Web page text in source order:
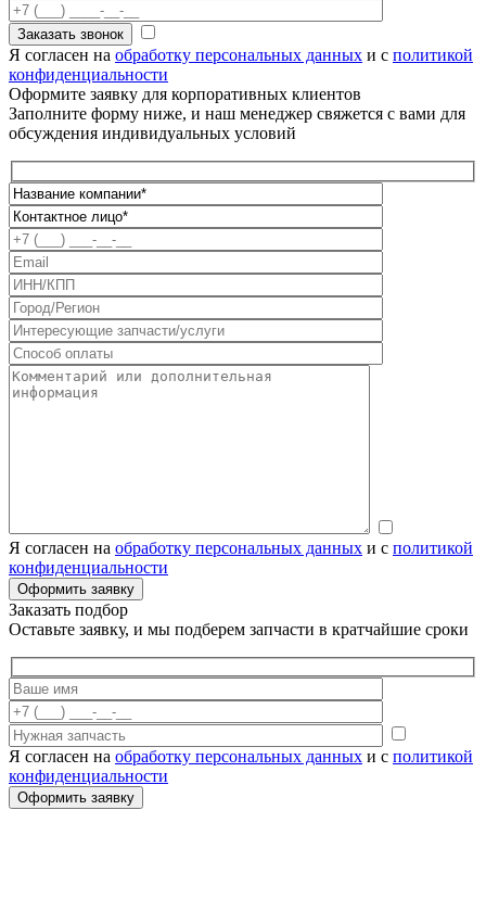
Я согласен на обработку персональных данных и с политикой
конфиденциальности
Оформите заявку для корпоративных клиентов
Заполните форму ниже, и наш менеджер свяжется с вами для
обсуждения индивидуальных условий
Я согласен на обработку персональных данных и с политикой
конфиденциальности
Заказать подбор
Оставьте заявку, и мы подберем запчасти в кратчайшие сроки
Я согласен на обработку персональных данных и с политикой
конфиденциальности